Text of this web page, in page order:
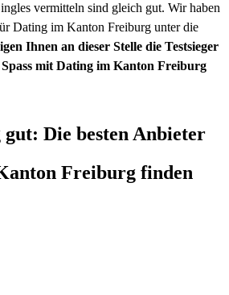
vermitteln sind gleich gut. Wir haben
Dating im Kanton Freiburg unter die
Ihnen an dieser Stelle die Testsieger
mit Dating im Kanton Freiburg
Die besten Anbieter
Freiburg finden